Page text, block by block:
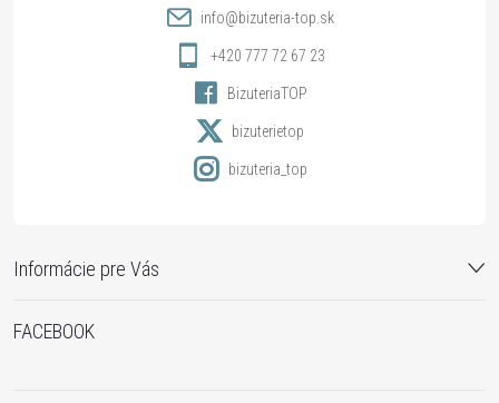
Informácie pre Vás
info@bizuteria-top.sk
+420 777 72 67 23
BizuteriaTOP
bizuterietop
bizuteria_top
FACEBOOK